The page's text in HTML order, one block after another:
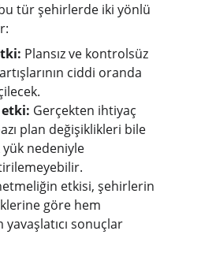
tür şehirlerde iki yönlü
Plansız ve kontrolsüz
ciddi oranda
Gerçekten ihtiyaç
plan değişiklikleri bile
yük nedeniyle
etkisi, şehirlerin
göre hem
yavaşlatıcı sonuçlar